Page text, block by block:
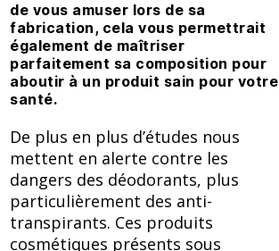
o
o
k
y
de vous amuser lors de sa
fabrication, cela vous permettrait
également de maîtriser
parfaitement sa composition pour
aboutir à un produit sain pour votre
santé.
De plus en plus d’études nous
mettent en alerte contre les
dangers des déodorants, plus
particulièrement des anti-
transpirants. Ces produits
cosmétiques présents sous